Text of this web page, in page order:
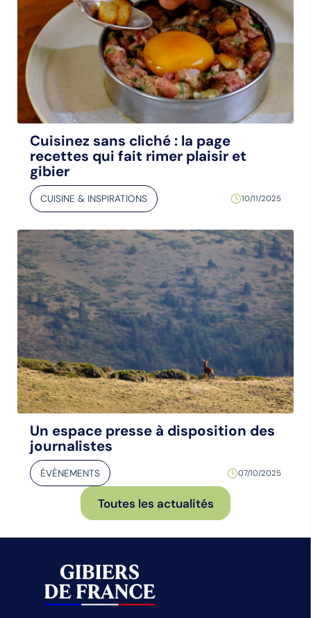
Cuisinez sans cliché : la page
recettes qui fait rimer plaisir et
gibier
CUISINE & INSPIRATIONS 10/11/2025
Un espace presse à disposition des
journalistes
ÉVÈNEMENTS 07/10/2025
Toutes les actualités